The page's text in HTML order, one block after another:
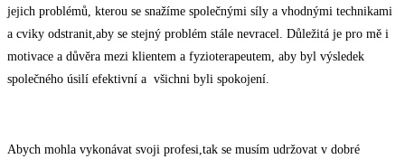
jejich problémů, kterou se snažíme společnými síly a vhodnými technikami
a cviky odstranit,aby se stejný problém stále nevracel. Důležitá je pro mě i
motivace a důvěra mezi klientem a fyzioterapeutem, aby byl výsledek
společného úsilí efektivní a všichni byli spokojení.
Abych mohla vykonávat svoji profesi,tak se musím udržovat v dobré